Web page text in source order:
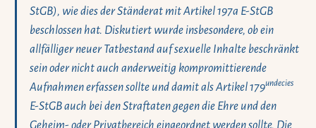
StGB), wie dies der Ständerat mit Artikel 197a E-StGB
beschlossen hat. Diskutiert wurde insbesondere, ob ein
allfälliger neuer Tatbestand auf sexuelle Inhalte beschränkt
sein oder nicht auch anderweitig kompromittierende
Aufnahmen erfassen sollte und damit als Artikel 179undecies
E-StGB auch bei den Straftaten gegen die Ehre und den
Geheim- oder Privatbereich eingeordnet werden sollte. Die